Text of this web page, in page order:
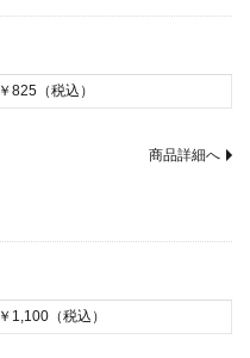
￥825（税込）
商品詳細へ
￥1,100（税込）